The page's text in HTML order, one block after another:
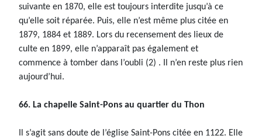
suivante en 1870, elle est toujours interdite jusqu’à ce
qu’elle soit réparée. Puis, elle n’est même plus citée en
1879, 1884 et 1889. Lors du recensement des lieux de
culte en 1899, elle n’apparaît pas également et
commence à tomber dans l’oubli (2) . Il n’en reste plus rien
aujourd’hui.
66. La chapelle Saint-Pons au quartier du Thon
Il s’agit sans doute de l’église Saint-Pons citée en 1122. Elle